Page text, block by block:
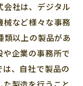
社は、デジタル
械など様々な事務
類以上の製品があ
企業の事務所で
、自社で製品の